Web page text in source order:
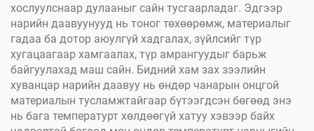
хослуулснаар дулааныг сайн тусгаарладаг. Эдгээр
нарийн даавуунууд нь тоног төхөөрөмж, материалыг
гадаа ба дотор аюулгүй хадгалах, зүйлсийг түр
хугацаагаар хамгаалах, түр амрангуудыг барьж
байгуулахад маш сайн. Бидний хам зах зээлийн
хуванцар нарийн даавуу нь өндөр чанарын онцгой
материалын тусламжтайгаар бүтээгдсэн бөгөөд энэ
нь бага температурт хөлдөөгүй хатуу хэвээр байх